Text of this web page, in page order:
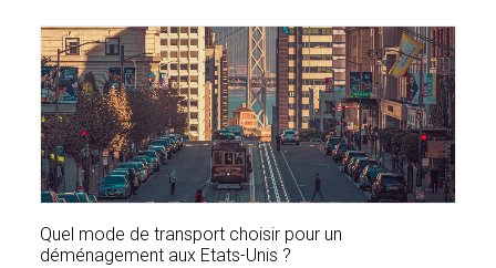
Quel mode de transport choisir pour un
déménagement aux Etats-Unis ?